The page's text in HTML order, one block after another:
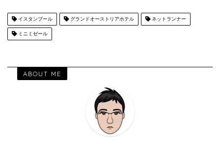
イスタンブール グランドオーストリアホテル ネットランナー
ミニミゼール
ABOUT ME